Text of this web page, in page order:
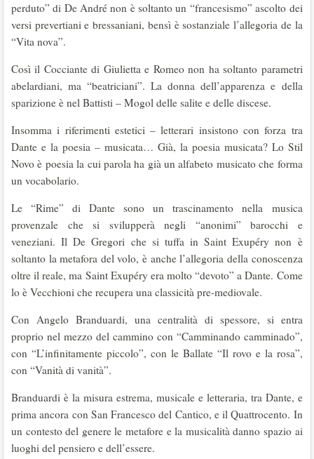
perduto” di De André non è soltanto un “francesismo” ascolto dei
versi prevertiani e bressaniani, bensì è sostanziale l’allegoria de la
“Vita nova”.
Così il Cocciante di Giulietta e Romeo non ha soltanto parametri
abelardiani, ma “beatriciani”. La donna dell’apparenza e della
sparizione è nel Battisti – Mogol delle salite e delle discese.
Insomma i riferimenti estetici – letterari insistono con forza tra
Dante e la poesia – musicata… Già, la poesia musicata? Lo Stil
Novo è poesia la cui parola ha già un alfabeto musicato che forma
un vocabolario.
Le “Rime” di Dante sono un trascinamento nella musica
provenzale che si svilupperà negli “anonimi” barocchi e
veneziani. Il De Gregori che si tuffa in Saint Exupéry non è
soltanto la metafora del volo, è anche l’allegoria della conoscenza
oltre il reale, ma Saint Exupéry era molto “devoto” a Dante. Come
lo è Vecchioni che recupera una classicità pre-mediovale.
Con Angelo Branduardi, una centralità di spessore, si entra
proprio nel mezzo del cammino con “Camminando camminado”,
con “L’infinitamente piccolo”, con le Ballate “Il rovo e la rosa”,
con “Vanità di vanità”.
Branduardi è la misura estrema, musicale e letteraria, tra Dante, e
prima ancora con San Francesco del Cantico, e il Quattrocento. In
un contesto del genere le metafore e la musicalità danno spazio ai
luoghi del pensiero e dell’essere.